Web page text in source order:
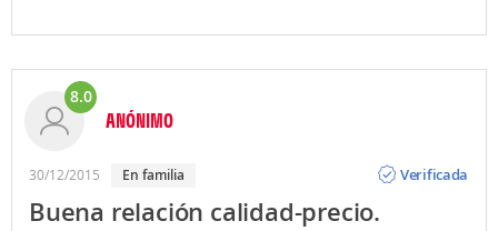
8.0
ANÓNIMO
30/12/2015 En familia
Verificada
Buena relación calidad-precio.